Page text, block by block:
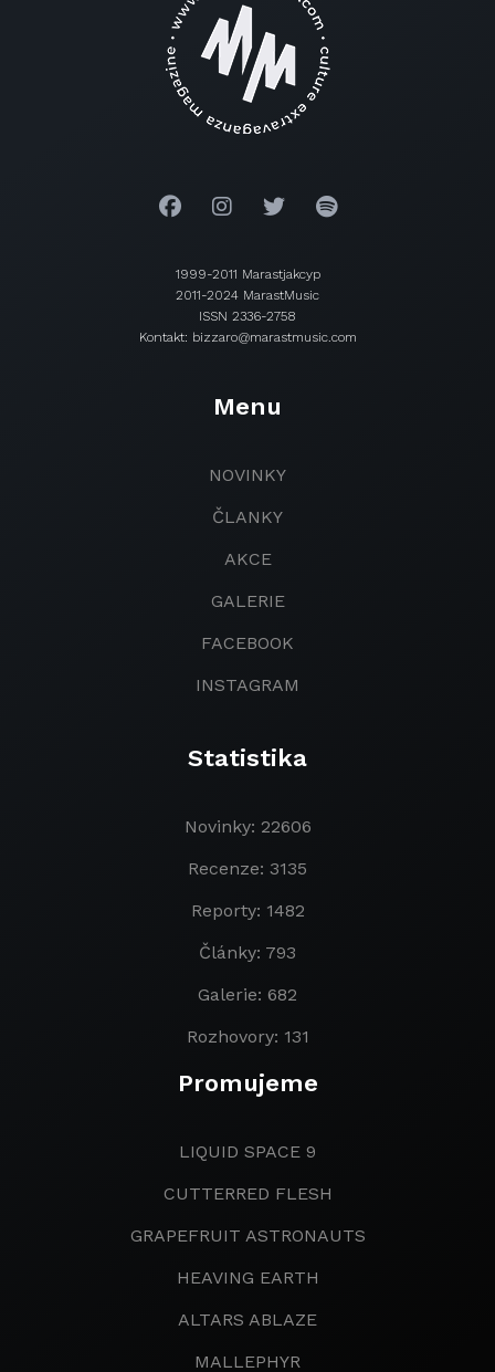
1999-2011 Marastjakcyp
2011-2024 MarastMusic
ISSN 2336-2758
Kontakt: bizzaro@marastmusic.com
Menu
NOVINKY
ČLANKY
AKCE
GALERIE
FACEBOOK
INSTAGRAM
Statistika
Novinky: 22606
Recenze: 3135
Reporty: 1482
Články: 793
Galerie: 682
Rozhovory: 131
Promujeme
LIQUID SPACE 9
CUTTERRED FLESH
GRAPEFRUIT ASTRONAUTS
HEAVING EARTH
ALTARS ABLAZE
MALLEPHYR